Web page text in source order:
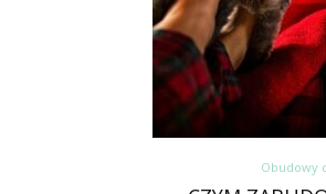
Obudowy